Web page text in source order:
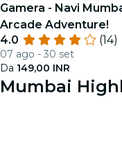
Gamera - Navi
Arcade Adventure!
4.0
(14)
07 ago - 30 set
Da 149,00 INR
Mumbai